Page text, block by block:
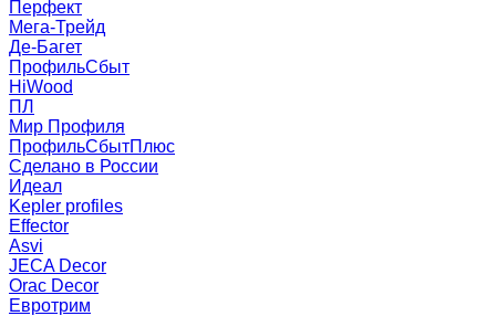
Перфект
Мега-Трейд
Де-Багет
ПрофильСбыт
HiWood
ПЛ
Мир Профиля
ПрофильСбытПлюс
Сделано в России
Идеал
Kepler profiles
Effector
Asvi
JECA Decor
Orac Decor
Евротрим